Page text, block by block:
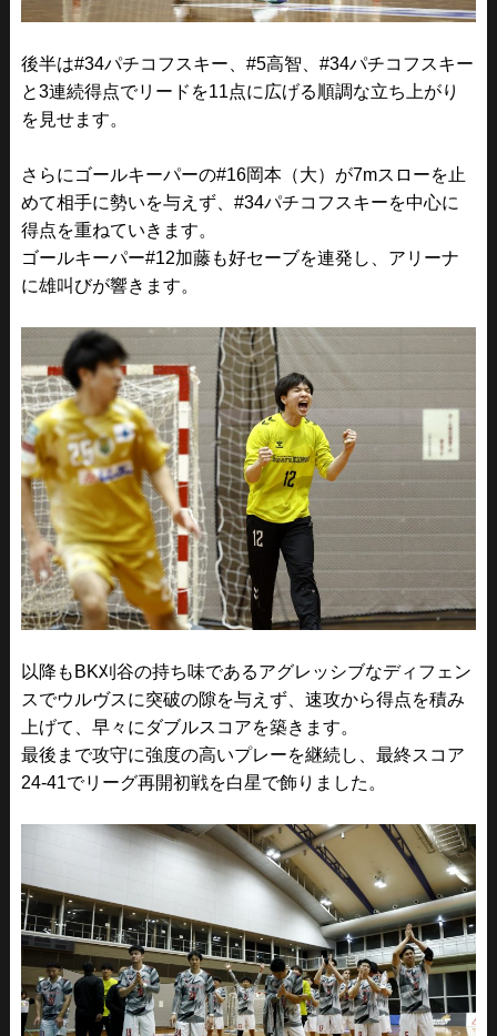
後半は#34パチコフスキー、#5高智、#34パチコフスキー
と3連続得点でリードを11点に広げる順調な立ち上がり
を見せます。
さらにゴールキーパーの#16岡本（大）が7mスローを止
めて相手に勢いを与えず、#34パチコフスキーを中心に
得点を重ねていきます。
ゴールキーパー#12加藤も好セーブを連発し、アリーナ
に雄叫びが響きます。
以降もBK刈谷の持ち味であるアグレッシブなディフェン
スでウルヴスに突破の隙を与えず、速攻から得点を積み
上げて、早々にダブルスコアを築きます。
最後まで攻守に強度の高いプレーを継続し、最終スコア
24-41でリーグ再開初戦を白星で飾りました。